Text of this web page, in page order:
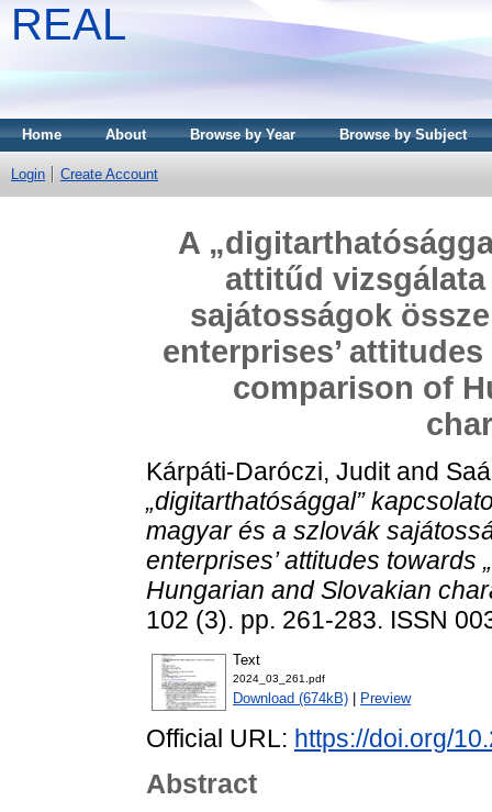
REAL
Home About Browse by Year Browse by Subject
Login Create Account
A
attitűd
sajátosságok
enterprises’
comparison of
Kárpáti-Daróczi, Juditand
„digitarthatósággal”
magyar és a szlovák
enterprises’ attitudes towards
Hungarian and Slovakian
102 (3). pp. 261-283. ISSN
Text
2024_03_261.pdf
Download (674kB) Preview
Official URL: https://doi.org/
Abstract